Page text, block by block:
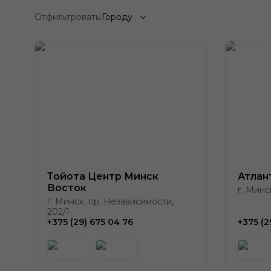
Отфильтровать:Городу
Тойота Центр Минск
Восток
г. Минск, пр. Независимости,
202/1
+375 (29) 675 04 76
г.
+375